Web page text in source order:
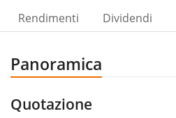
Rendimenti Dividendi
Panoramica
Quotazione